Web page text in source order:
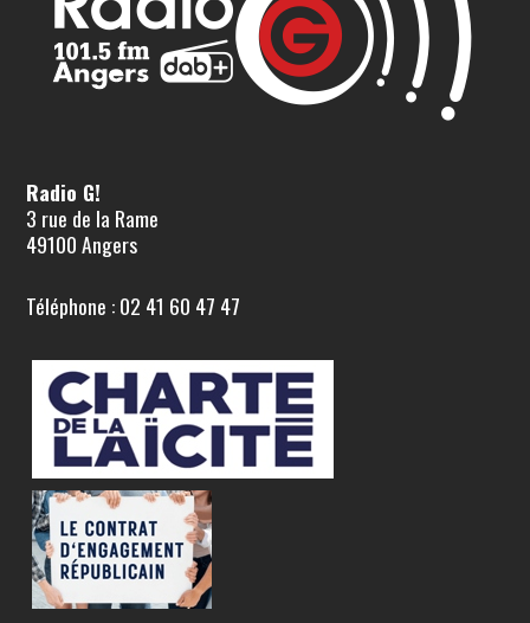
Radio G!
3 rue de la Rame
49100 Angers
Téléphone : 02 41 60 47 47